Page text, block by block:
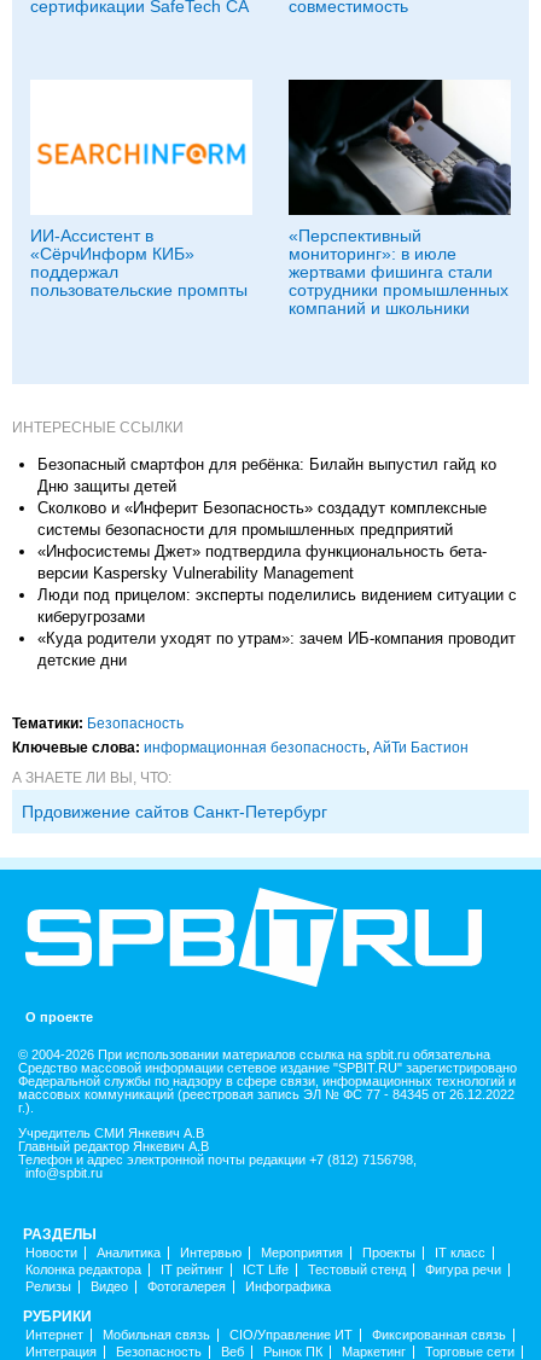
сертификации SafeTech CA
совместимость
ИИ-Ассистент в
«СёрчИнформ КИБ»
поддержал
пользовательские промпты
«Перспективный
мониторинг»: в июле
жертвами фишинга стали
сотрудники промышленных
компаний и школьники
ИНТЕРЕСНЫЕ ССЫЛКИ
Безопасный смартфон для ребёнка: Билайн выпустил гайд ко
Дню защиты детей
Сколково и «Инферит Безопасность» создадут комплексные
системы безопасности для промышленных предприятий
«Инфосистемы Джет» подтвердила функциональность бета-
версии Kaspersky Vulnerability Management
Люди под прицелом: эксперты поделились видением ситуации с
киберугрозами
«Куда родители уходят по утрам»: зачем ИБ-компания проводит
детские дни
Тематики: Безопасность
Ключевые слова: информационная безопасность, АйТи Бастион
А ЗНАЕТЕ ЛИ ВЫ, ЧТО:
Прдовижение сайтов Санкт-Петербург
О проекте
© 2004-2026 При использовании материалов ссылка на spbit.ru обязательна
Средство массовой информации сетевое издание "SPBIT.RU" зарегистрировано
Федеральной службы по надзору в сфере связи, информационных технологий и
массовых коммуникаций (реестровая запись ЭЛ № ФС 77 - 84345 от 26.12.2022
г.).
Учредитель СМИ Янкевич А.В
Главный редактор Янкевич А.В
Телефон и адрес электронной почты редакции +7 (812) 7156798,
info@spbit.ru
РАЗДЕЛЫ
Новости Аналитика Интервью Мероприятия Проекты
IT класс
Колонка редактора
IT рейтинг ICT Life Тестовый стенд
Фигура речи
Релизы
Видео Фотогалерея Инфографика
РУБРИКИ
Интернет Мобильная связь CIO/Управление ИТ
Фиксированная связь
Интеграция
Безопасность Веб Рынок ПК Маркетинг Торговые сети